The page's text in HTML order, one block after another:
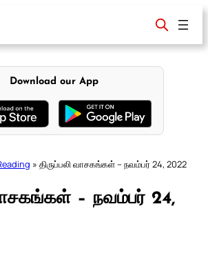
Download our App
» திருப்பலி வாசகங்கள் – நவம்பர் 24, 2022
– நவம்பர் 24,